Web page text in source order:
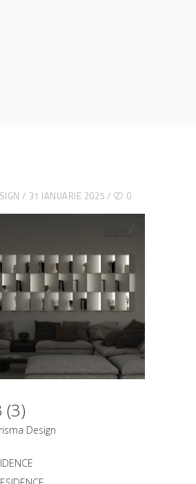
31 IANUARIE 2025 0
(3)
Design